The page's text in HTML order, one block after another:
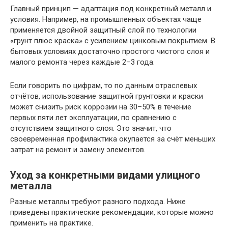
Главный принцип — адаптация под конкретный металл и
условия. Например, на промышленных объектах чаще
применяется двойной защитный слой по технологии
«грунт плюс краска» с усилением цинковым покрытием. В
бытовых условиях достаточно простого чистого слоя и
малого ремонта через каждые 2–3 года.
Если говорить по цифрам, то по данным отраслевых
отчётов, использование защитной грунтовки и краски
может снизить риск коррозии на 30–50% в течение
первых пяти лет эксплуатации, по сравнению с
отсутствием защитного слоя. Это значит, что
своевременная профилактика окупается за счёт меньших
затрат на ремонт и замену элементов.
Уход за конкретными видами улицного
металла
Разные металлы требуют разного подхода. Ниже
приведены практические рекомендации, которые можно
применить на практике.